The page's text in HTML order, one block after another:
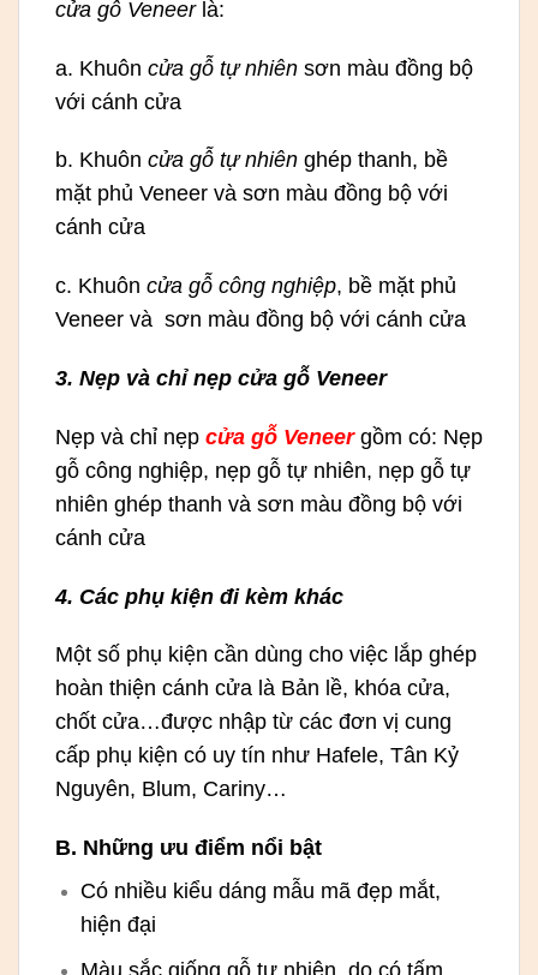
cửa gỗ Veneerlà:
a. Khuôn cửa gỗ tự nhiên sơn màu đồng bộ
với cánh cửa
b. Khuôn cửa gỗ tự nhiên ghép thanh, bề
mặt phủ Veneer và sơn màu đồng bộ với
cánh cửa
c. Khuôn cửa gỗ công nghiệp, bề mặt phủ
Veneer và sơn màu đồng bộ với cánh cửa
3. Nẹp và chỉ nẹp cửa gỗ Veneer
Nẹp và chỉ nẹp cửa gỗ Veneergồm có: Nẹp
gỗ công nghiệp, nẹp gỗ tự nhiên, nẹp gỗ tự
nhiên ghép thanh và sơn màu đồng bộ với
cánh cửa
4. Các phụ kiện đi kèm khác
Một số phụ kiện cần dùng cho việc lắp ghép
hoàn thiện cánh cửa là Bản lề, khóa cửa,
chốt cửa…được nhập từ các đơn vị cung
cấp phụ kiện có uy tín như Hafele, Tân Kỷ
Nguyên, Blum, Cariny…
B. Những ưu điểm nổi bật
Có nhiều kiểu dáng mẫu mã đẹp mắt,
hiện đại
Màu sắc giống gỗ tự nhiên, do có tấm